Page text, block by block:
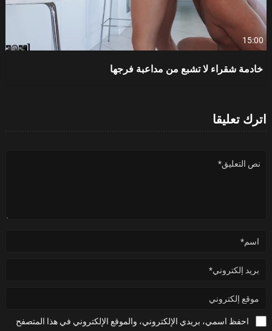
15:00
خادمة شقراء لا تشبع من مداعبة فرجها
اترك تعليقا
احفظ اسمي، بريدي الإلكتروني، والموقع الإلكتروني في هذا المتصفح